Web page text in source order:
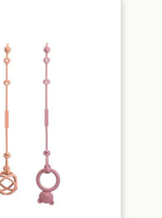
réglable, facile à utiliser. Sans
BPA : Attrape-gobelet est
fabriqué à partir de silicone de
qualité alimentaire qui est sûr
et fiable pour le bébé, fabriqué
alimentaire, ne contient pas de
BPA, de plomb et de phtalates,
Facile à nettoyer : design en
silicone durable d'une seule
pièce, L'attache-tétine résiste
aux hautes températures, peut
être lavée au lave-vaisselle et
stérilisée ou cuite pour être